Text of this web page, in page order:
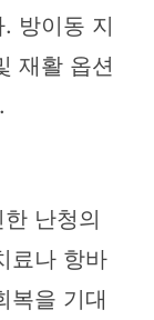
방이동 지
재활 옵션
난청의
료나 항바
복을 기대